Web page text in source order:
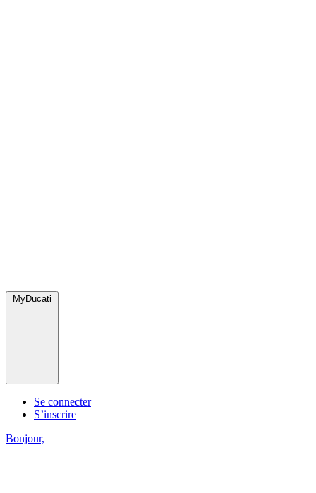
MyDucati
Se connecter
S’inscrire
Bonjour,